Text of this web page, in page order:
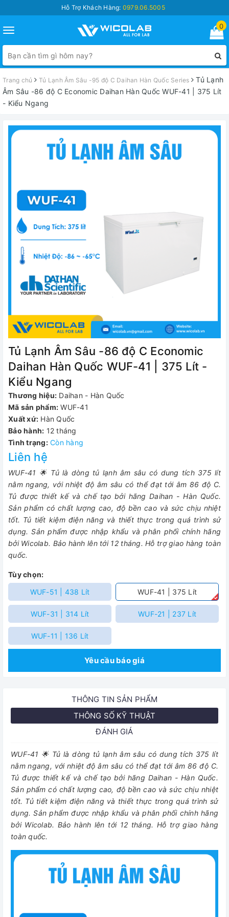
Hỗ Trợ Khách Hàng: 0979.06.5005
Toggle
navigation
0
Trang chủ Tủ Lạnh Âm Sâu -95 độ C Daihan Hàn Quốc Series
Tủ Lạnh
Âm Sâu -86 độ C Economic Daihan Hàn Quốc WUF-41 | 375 Lít
- Kiểu Ngang
Tủ Lạnh Âm Sâu -86 độ C Economic
Daihan Hàn Quốc WUF-41 | 375 Lít -
Kiểu Ngang
Thương hiệu: Daihan - Hàn Quốc
Mã sản phẩm: WUF-41
Xuất xứ: Hàn Quốc
Bảo hành: 12 tháng
Tình trạng: Còn hàng
Liên hệ
WUF-41 🌟 Tủ là dòng tủ lạnh âm sâu có dung tích 375 lít
nằm ngang, với nhiệt độ âm sâu có thể đạt tới âm 86 độ C.
Tủ được thiết kế và chế tạo bởi hãng Daihan - Hàn Quốc.
Sản phẩm có chất lượng cao, độ bền cao và sức chịu nhiệt
tốt. Tủ tiết kiệm điện năng và thiết thực trong quá trình sử
dụng. Sản phẩm được nhập khẩu và phân phối chính hãng
bởi Wicolab. Bảo hành lên tới 12 tháng. Hỗ trợ giao hàng toàn
quốc.
Tùy chọn:
WUF-51 | 438 Lít
WUF-41 | 375 Lít
WUF-31 | 314 Lít WUF-21 | 237 Lít
WUF-11 | 136 Lít
Yêu cầu báo giá
THÔNG TIN SẢN PHẨM
THÔNG SỐ KỸ THUẬT
ĐÁNH GIÁ
WUF-41 🌟 Tủ là dòng tủ lạnh âm sâu có dung tích 375 lít
nằm ngang, với nhiệt độ âm sâu có thể đạt tới âm 86 độ C.
Tủ được thiết kế và chế tạo bởi hãng Daihan - Hàn Quốc.
Sản phẩm có chất lượng cao, độ bền cao và sức chịu nhiệt
tốt. Tủ tiết kiệm điện năng và thiết thực trong quá trình sử
dụng. Sản phẩm được nhập khẩu và phân phối chính hãng
bởi Wicolab. Bảo hành lên tới 12 tháng. Hỗ trợ giao hàng
toàn quốc.